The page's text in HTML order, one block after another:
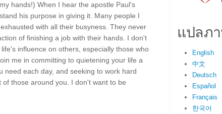
hands!) When I hear the apostle Paul's
his purpose in giving it. Many people I
with all their busyness. They never
of finishing a job with their hands. I don't
influence on others, especially those who
me in committing to quietening your life a
need each day, and seeking to work hard
those around you. I don't want to be
แปลภ
English
中文
Deutsch
Español
Français
한국어